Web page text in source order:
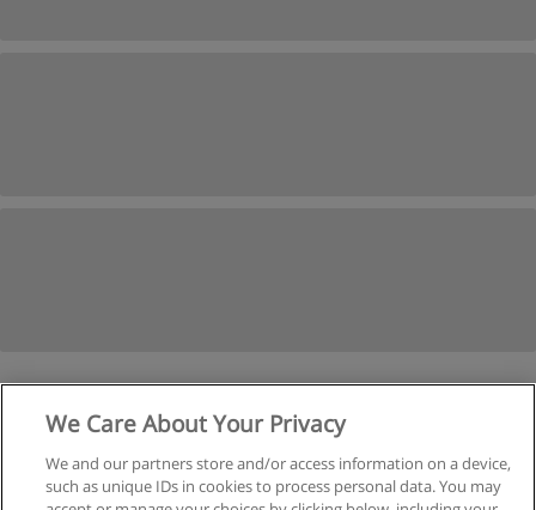
Página1de 2
We Care About Your Privacy
We and our partners store and/or access information on a device,
such as unique IDs in cookies to process personal data. You may